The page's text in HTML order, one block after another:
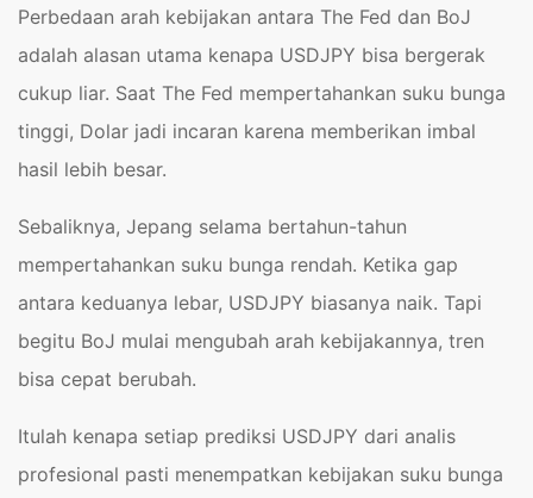
Perbedaan arah kebijakan antara The Fed dan BoJ
adalah alasan utama kenapa USDJPY bisa bergerak
cukup liar. Saat The Fed mempertahankan suku bunga
tinggi, Dolar jadi incaran karena memberikan imbal
hasil lebih besar.
Sebaliknya, Jepang selama bertahun-tahun
mempertahankan suku bunga rendah. Ketika gap
antara keduanya lebar, USDJPY biasanya naik. Tapi
begitu BoJ mulai mengubah arah kebijakannya, tren
bisa cepat berubah.
Itulah kenapa setiap prediksi USDJPY dari analis
profesional pasti menempatkan kebijakan suku bunga